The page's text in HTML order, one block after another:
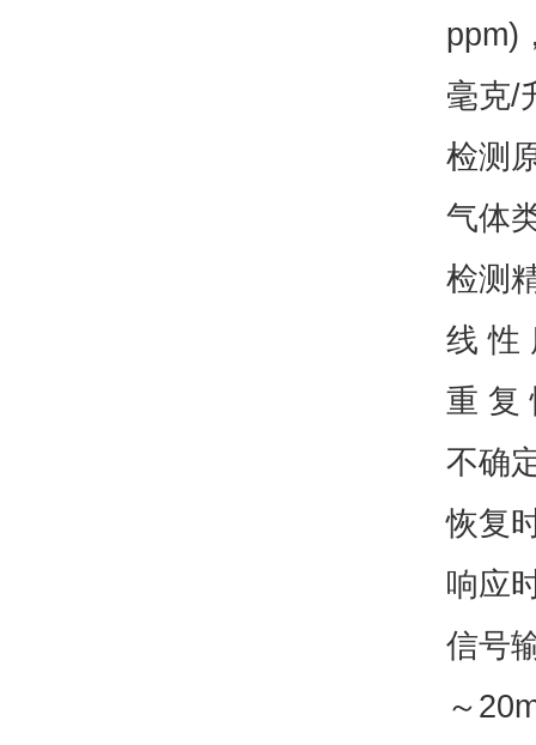
ppm)
毫克/
检测
气体
检测
线 性
重 复
不确
恢复
响应
信号
～